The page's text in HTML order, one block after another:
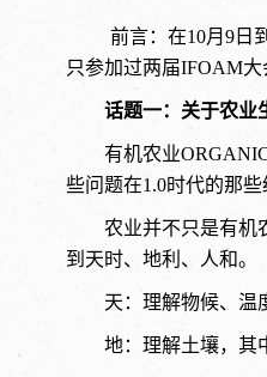
前言：在10月9日
只参加过两届IFOAM
话题一：关于农业
有机农业
些问题在1.0时代的那
农业并不只是有机
到天时、地利、人和。
天：理解物候、温
地：理解土壤，其